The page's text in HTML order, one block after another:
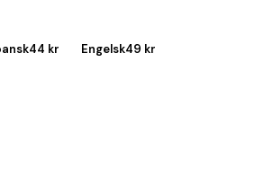
44 kr Engelsk49 kr